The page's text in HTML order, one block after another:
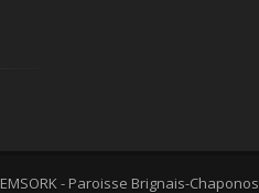
- Paroisse Brignais-